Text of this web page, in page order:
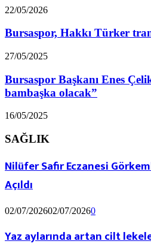
22/05/2026
Bursaspor, Hakkı Türker
27/05/2025
Bursaspor Başkanı Enes
bambaşka olacak”
16/05/2025
SAĞLIK
Nilüfer Safir Eczanesi
Açıldı
02/07/202602/07/20260
Yaz aylarında artan cilt